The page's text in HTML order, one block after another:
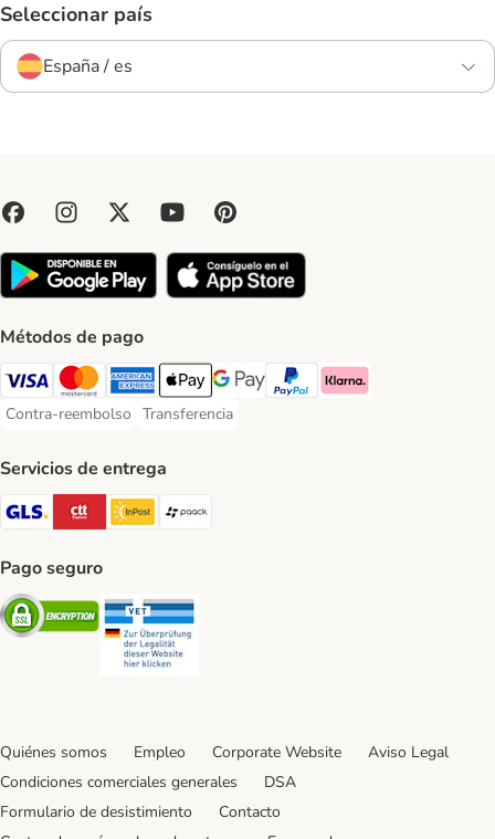
Seleccionar país
España / es
Métodos de pago
Visa Payment Method
Mastercard Payment Method
American Express Payment Method
Apple Pay Payment Method
Google Pay Payment Method
PayPal Payment Method
Klarna Payment Method
Contra-reembolso
Contra-reembolso Payment Method
Transferencia
Transferencia Payment Method
Servicios de entrega
GLS Shipping Method
CTTExpress Shipping Method
InPost Shipping Method
Pago seguro
Security
Quiénes somos Empleo Corporate Website
Aviso Legal
Condiciones comerciales generales
DSA
Formulario de desistimiento
Contacto